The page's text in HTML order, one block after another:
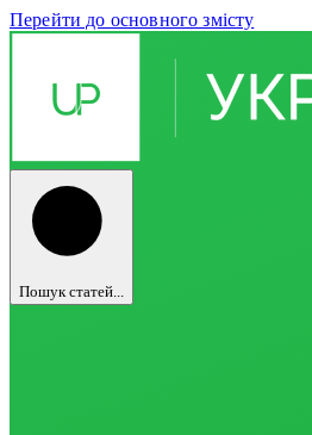
Перейти до основного змісту
Пошук статей...